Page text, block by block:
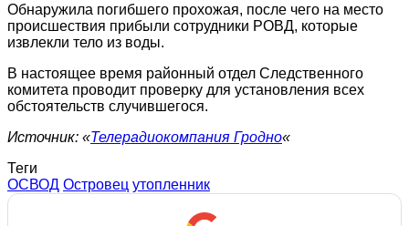
Обнаружила погибшего прохожая, после чего на место
происшествия прибыли сотрудники РОВД, которые
извлекли тело из воды.
В настоящее время районный отдел Следственного
комитета проводит проверку для установления всех
обстоятельств случившегося.
Источник: «Телерадиокомпания Гродно«
Теги
ОСВОД Островец утопленник